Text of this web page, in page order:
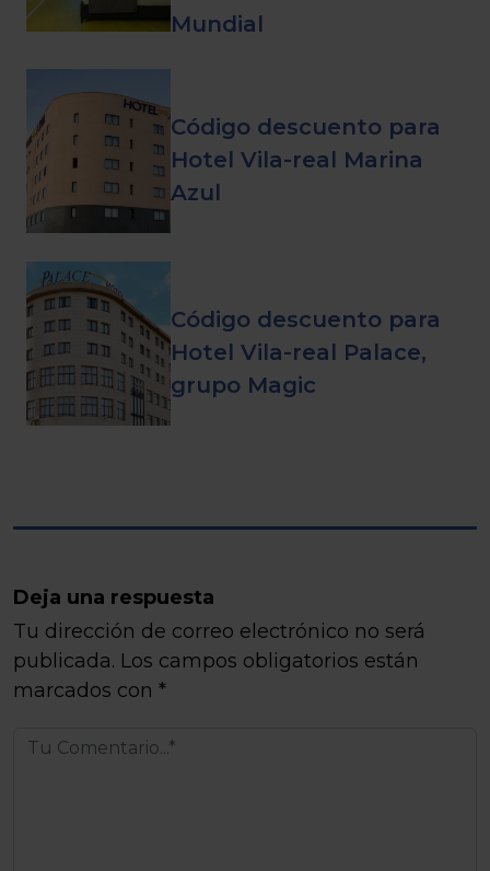
Mundial
Código descuento para
Hotel Vila-real Marina
Azul
Código descuento para
Hotel Vila-real Palace,
grupo Magic
Deja una respuesta
Tu dirección de correo electrónico no será
publicada. Los campos obligatorios están
marcados con *